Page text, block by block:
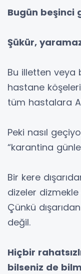
Bugün beşinci
Şükür,
Bu illetten veya
hastane
tüm hastalara
Peki nasıl
“karantina
Bir kere
dizeler
Çünkü
değil.
Hiçbir
bilseniz de